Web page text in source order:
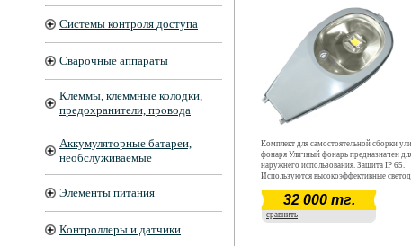
Системы контроля доступа
Сварочные аппараты
Клеммы, клеммные колодки,
предохранители, провода
Аккумуляторные батареи,
необслуживаемые
Элементы питания
Контроллеры и датчики
Комплект для самостоятельной сборки
фонаря Уличный фонарь предназначен
наружнего использования. Защита IP 65.
Используются высокоэффективные
50 Вт. Цветовая температура 4000 К -
Срок окупаемости ~ 12 месяцев. Срок
эксплуатации более 5 лет.
32 000 тг.
сравнить